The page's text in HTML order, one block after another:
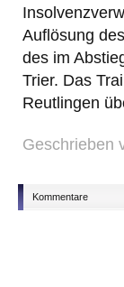
Auflösung
des im
Trier. Das
Reutlingen
Geschrieben
Kommentare